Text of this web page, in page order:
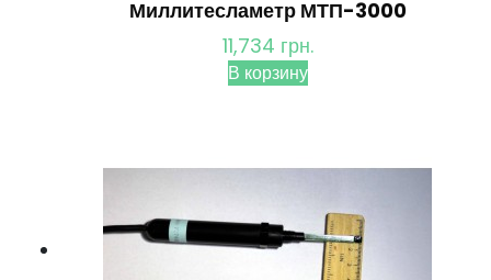
Миллитесламетр МТП-3000
11,734 грн.
В корзину